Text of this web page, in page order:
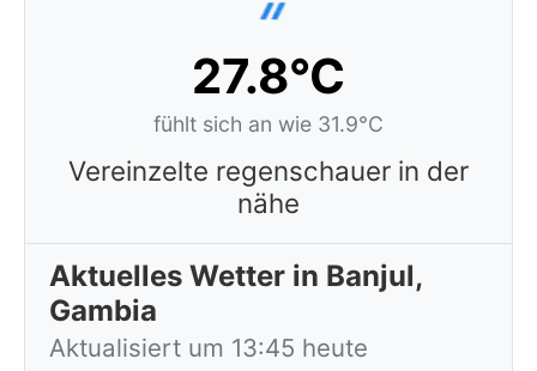
27.8°C
fühlt sich an wie 31.9°C
Vereinzelte regenschauer in der
nähe
Aktuelles Wetter in Banjul,
Gambia
Aktualisiert um 13:45 heute